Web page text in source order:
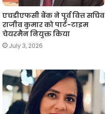
एचडीएफसी बैंक ने पूर्व वित्त सचिव
राजीव कुमार को पार्ट-टाइम
चेयरमैन नियुक्त किया
July 3, 2026